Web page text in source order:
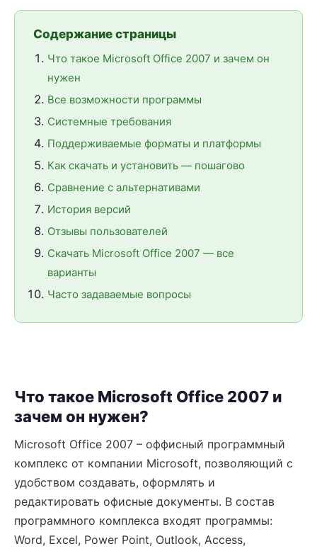
Содержание страницы
Что такое Microsoft Office 2007 и зачем он
нужен
Все возможности программы
Системные требования
Поддерживаемые форматы и платформы
Как скачать и установить — пошагово
Сравнение с альтернативами
История версий
Отзывы пользователей
Скачать Microsoft Office 2007 — все
варианты
Часто задаваемые вопросы
Что такое Microsoft Office 2007 и
зачем он нужен?
Microsoft Office 2007 – оффисный программный
комплекс от компании Microsoft, позволяющий с
удобством создавать, оформлять и
редактировать офисные документы. В состав
программного комплекса входят программы:
Word, Excel, Power Point, Outlook, Access,